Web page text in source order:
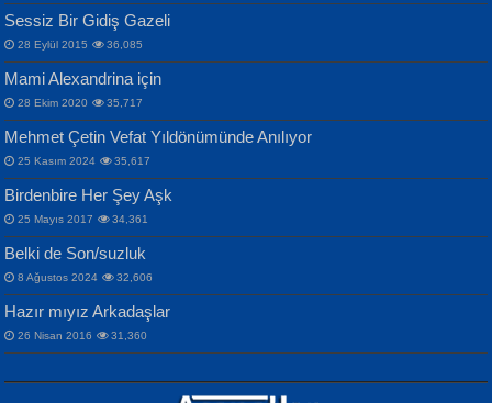
İPEK ACAR SERT
Gazze’nin Şecaati, Ümmetin İmtihanı...
MAHMUT GÜRBÜZ
İbrahim Olmak ve Bitirebilmek...
Selahattin Yıldız
İdrakimle Üşürken...
Songül Özel
Mahzen...
İnsanlarına Dair...
NAZIM HİKMET RAN
Bir Cezaevinde, Tecritteki Adamın
Mektupları...
Sessiz Bir Gidiş Gazeli
28 Eylül 2015 36,085
Mami Alexandrina için
28 Ekim 2020 35,717
Mehmet Çetin Vefat Yıldönümünde Anılıyor
25 Kasım 2024 35,617
Birdenbire Her Şey Aşk
25 Mayıs 2017 34,361
Belki de Son/suzluk
8 Ağustos 2024 32,606
Hazır mıyız Arkadaşlar
26 Nisan 2016 31,360